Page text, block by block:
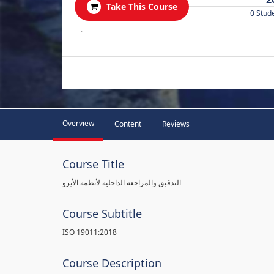
Take This Course
0
.
Overview Content Reviews
Course Title
التدقيق والمراجعة الداخلية لأنظمة الأيزو
Course Subtitle
ISO 19011:2018
Course Description